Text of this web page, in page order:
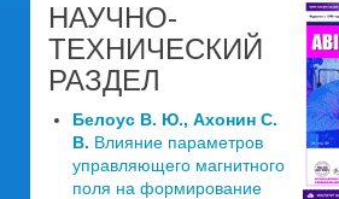
НАУЧНО-
ТЕХНИЧЕСКИЙ
РАЗДЕЛ
Белоус В. Ю., Ахонин С.
В. Влияние параметров
управляющего магнитного
поля на формирование